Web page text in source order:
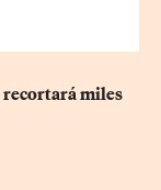
miles